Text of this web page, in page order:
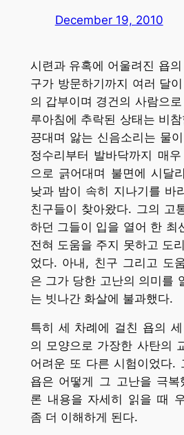
December 19, 2010
시련과 유혹에 어울려진 욥
구가 방문하기까지 여러 달
의 갑부이며 경건의 사람으
루아침에 추락된 상태는 비
끙대며 앓는 신음소리는 물
정수리부터 발바닥까지 매
으로 긁어대며 불면에 시달
낮과 밤이 속히 지나기를 바
친구들이 찾아왔다. 그의 고
하던 그들이 입을 열어 한 최
전혀 도움을 주지 못하고 도
었다. 아내, 친구 그리고 도
은 그가 당한 고난의 의미를
는 빗나간 화살에 불과했다.
특히 세 차례에 걸친 욥의
의 모양으로 가장한 사탄의
어려운 또 다른 시험이었다.
욥은 어떻게 그 고난을 극복
론 내용을 자세히 읽을 때
좀 더 이해하게 된다.